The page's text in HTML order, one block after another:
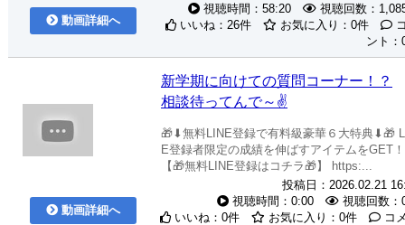
動画詳細へ
視聴時間：58:20
視聴回数：
いいね：26件
お気に入り：0件
ント：
動画詳細へ
新学期に向けての質問コーナー！？
相談待ってんで～✌
🎁⬇︎無料LINE登録で有料級豪華６大特典⬇︎🎁
E登録者限定の成績を伸ばすアイテムをGET！
【🎁無料LINE登録はコチラ🎁】 https:...
投稿日：2026.02.21
視聴時間：0:00
視聴回数：
いいね：0件
お気に入り：0件
コ